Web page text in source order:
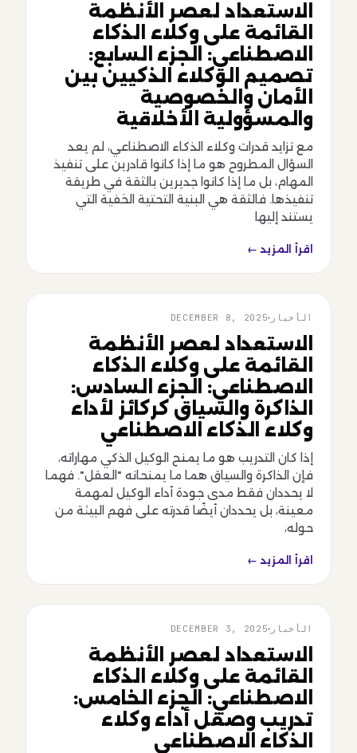
الاستعداد لعصر الأنظمة
القائمة على وكلاء الذكاء
الاصطناعي: الجزء السابع:
تصميم الوكلاء الذكيين بين
الأمان والخصوصية
والمسؤولية الأخلاقية
مع تزايد قدرات وكلاء الذكاء الاصطناعي، لم يعد
السؤال المطروح هو ما إذا كانوا قادرين على تنفيذ
المهام، بل ما إذا كانوا جديرين بالثقة في طريقة
تنفيذها. فالثقة هي البنية التحتية الخفية التي
يستند إليها
اقرأ المزيد ←
الأخبار DECEMBER 8, 2025
الاستعداد لعصر الأنظمة
القائمة على وكلاء الذكاء
الاصطناعي: الجزء السادس:
الذاكرة والسياق كركائز لأداء
وكلاء الذكاء الاصطناعي
إذا كان التدريب هو ما يمنح الوكيل الذكي مهاراته،
فإن الذاكرة والسياق هما ما يمنحانه "العقل". فهما
لا يحددان فقط مدى جودة أداء الوكيل لمهمة
معينة، بل يحددان أيضًا قدرته على فهم البيئة من
حوله،
اقرأ المزيد ←
الأخبار DECEMBER 3, 2025
الاستعداد لعصر الأنظمة
القائمة على وكلاء الذكاء
الاصطناعي: الجزء الخامس:
تدريب وصقل أداء وكلاء
الذكاء الاصطناعي